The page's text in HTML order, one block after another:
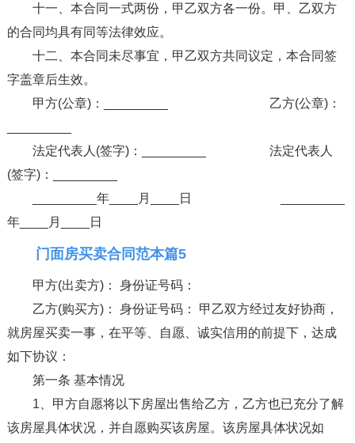
十一、本合同一式两份，甲乙双方各一份。甲、乙双方
的合同均具有同等法律效应。
十二、本合同未尽事宜，甲乙双方共同议定，本合同签
字盖章后生效。
甲方(公章)：_________ 乙方(公章)：
法定代表人(签字)：_________ 法定代表人
(签字)：_________
_________年____月____日 _________
年____月____日
门面房买卖合同范本篇5
甲方(出卖方)： 身份证号码：
乙方(购买方)： 身份证号码： 甲乙双方经过友好协商，
就房屋买卖一事，在平等、自愿、诚实信用的前提下，达成
如下协议：
第一条 基本情况
1、甲方自愿将以下房屋出售给乙方，乙方也已充分了解
该房屋具体状况，并自愿购买该房屋。该房屋具体状况如